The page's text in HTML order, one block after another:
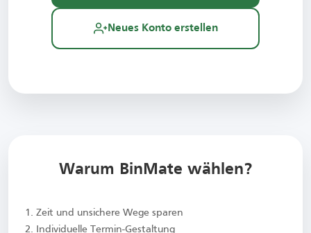
Neues Konto erstellen
Warum BinMate wählen?
1. Zeit und unsichere Wege sparen
2. Individuelle Termin-Gestaltung